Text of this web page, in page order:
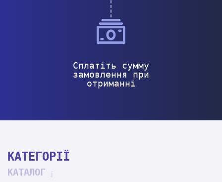
Сплатіть сумму
замовлення при
отриманні
КАТЕГОРІЇ
КАТАЛОГ